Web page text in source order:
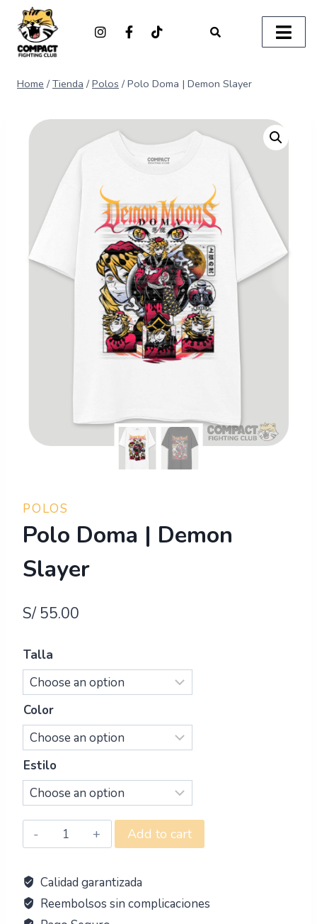
Home / Tienda / Polos / Polo Doma | Demon Slayer
POLOS
Polo Doma | Demon
Slayer
S/55.00
Talla
Color
Estilo
Add to cart
Calidad garantizada
Reembolsos sin complicaciones